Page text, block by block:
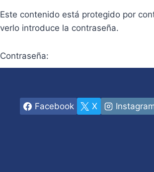
Este contenido está protegido por
verlo introduce la contraseña.
Contraseña:
Facebook X